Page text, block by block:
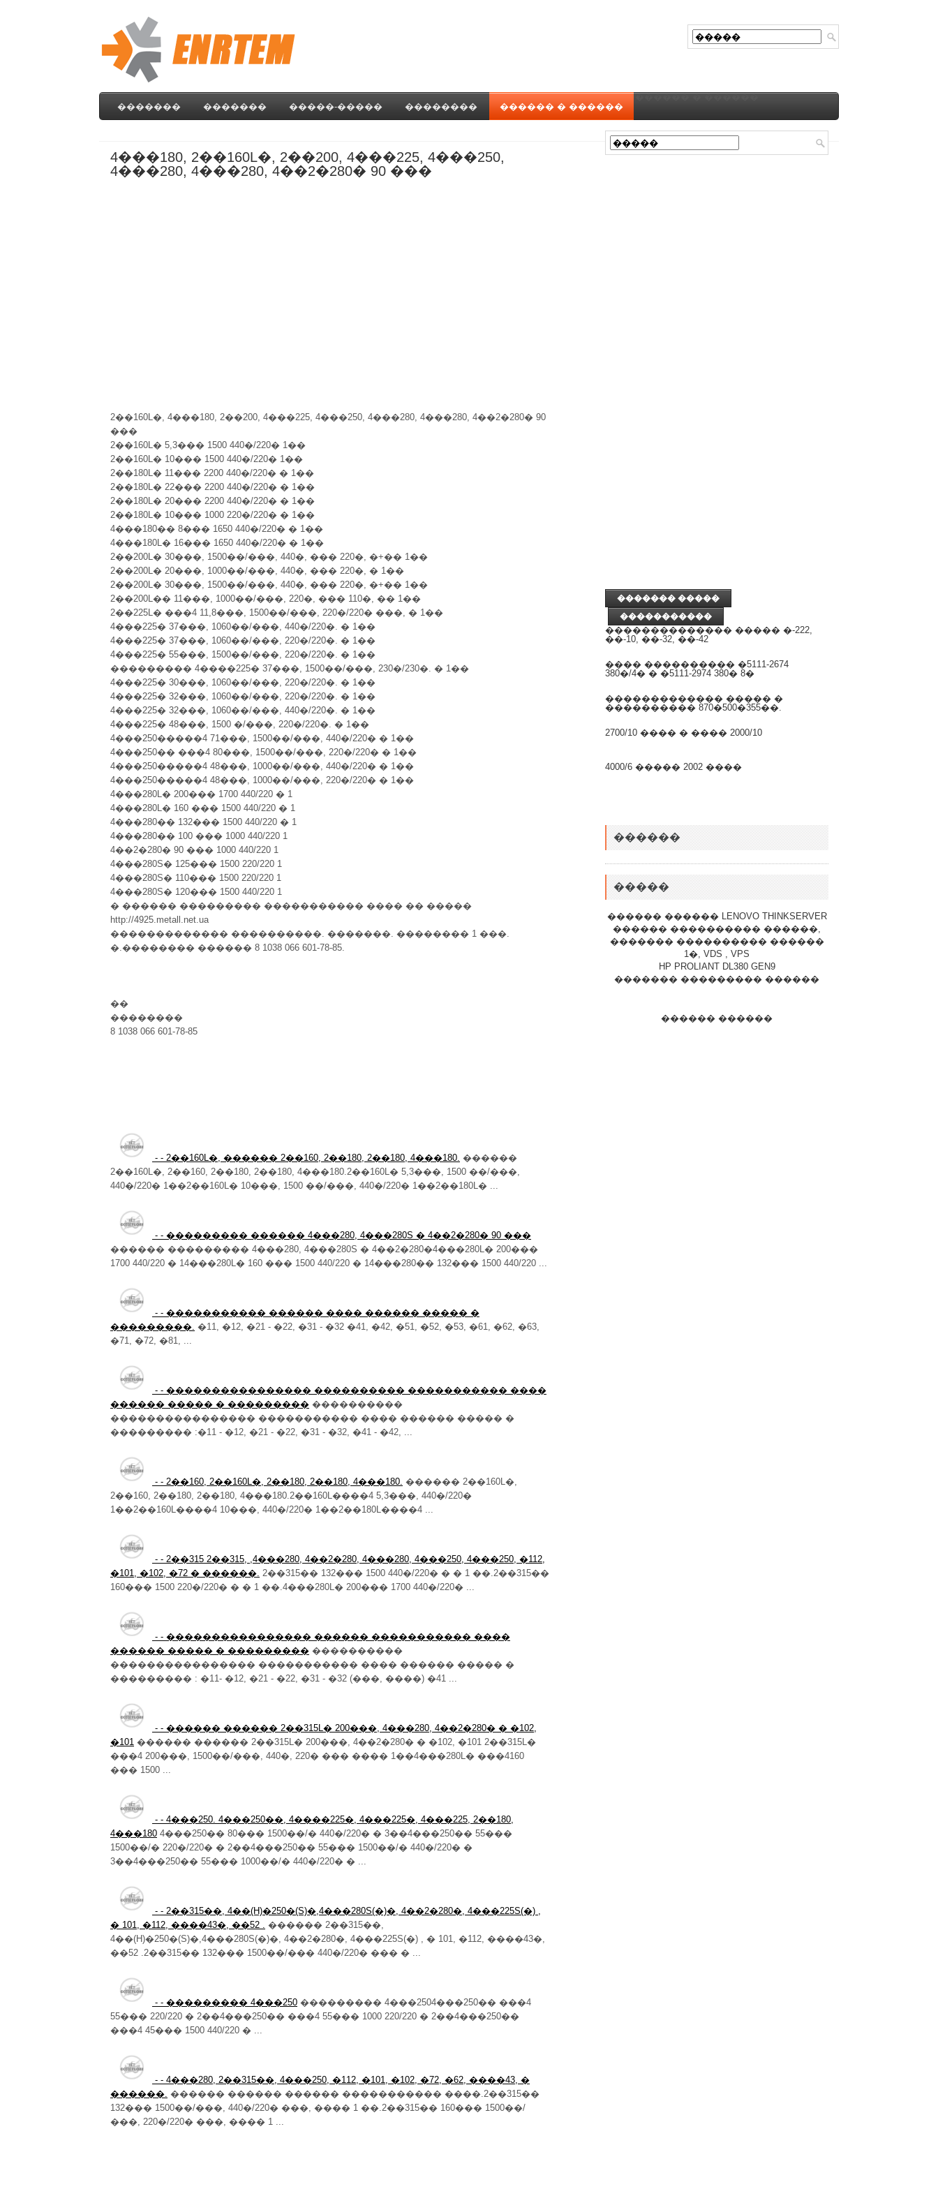
������� ������� �����-����� �������� ������ � ������
������ � ������
4���180, 2��160L�, 2��200, 4���225, 4���250,
4���280, 4���280, 4��2�280� 90 ���
2��160L�, 4���180, 2��200, 4���225, 4���250, 4���280, 4���280, 4��2�280� 90
���
2��160L� 5,3��� 1500 440�/220� 1��
2��160L� 10��� 1500 440�/220� 1��
2��180L� 11��� 2200 440�/220� � 1��
2��180L� 22��� 2200 440�/220� � 1��
2��180L� 20��� 2200 440�/220� � 1��
2��180L� 10��� 1000 220�/220� � 1��
4���180�� 8��� 1650 440�/220� � 1��
4���180L� 16��� 1650 440�/220� � 1��
2��200L� 30���, 1500��/���, 440�, ��� 220�, �+�� 1��
2��200L� 20���, 1000��/���, 440�, ��� 220�, � 1��
2��200L� 30���, 1500��/���, 440�, ��� 220�, �+�� 1��
2��200L�� 11���, 1000��/���, 220�, ��� 110�, �� 1��
2��225L� ���4 11,8���, 1500��/���, 220�/220� ���, � 1��
4���225� 37���, 1060��/���, 440�/220�. � 1��
4���225� 37���, 1060��/���, 220�/220�. � 1��
4���225� 55���, 1500��/���, 220�/220�. � 1��
��������� 4����225� 37���, 1500��/���, 230�/230�. � 1��
4���225� 30���, 1060��/���, 220�/220�. � 1��
4���225� 32���, 1060��/���, 220�/220�. � 1��
4���225� 32���, 1060��/���, 440�/220�. � 1��
4���225� 48���, 1500 �/���, 220�/220�. � 1��
4���250�����4 71���, 1500��/���, 440�/220� � 1��
4���250�� ���4 80���, 1500��/���, 220�/220� � 1��
4���250�����4 48���, 1000��/���, 440�/220� � 1��
4���250�����4 48���, 1000��/���, 220�/220� � 1��
4���280L� 200��� 1700 440/220 � 1
4���280L� 160 ��� 1500 440/220 � 1
4���280�� 132��� 1500 440/220 � 1
4���280�� 100 ��� 1000 440/220 1
4��2�280� 90 ��� 1000 440/220 1
4���280S� 125��� 1500 220/220 1
4���280S� 110��� 1500 220/220 1
4���280S� 120��� 1500 440/220 1
� ������ ��������� ����������� ���� �� �����
http://4925.metall.net.ua
������������� ����������. �������. �������� 1 ���.
�.�������� ������ 8 1038 066 601-78-85.
��
��������
8 1038 066 601-78-85
- - 2��160L�, ������ 2��160, 2��180, 2��180, 4���180. ������
2��160L�, 2��160, 2��180, 2��180, 4���180.2��160L� 5,3���, 1500 ��/���,
440�/220� 1��2��160L� 10���, 1500 ��/���, 440�/220� 1��2��180L� ...
- - ��������� ������ 4���280, 4���280S � 4��2�280� 90 ���
������ ��������� 4���280, 4���280S � 4��2�280�4���280L� 200���
1700 440/220 � 14���280L� 160 ��� 1500 440/220 � 14���280�� 132��� 1500 440/220 ...
- - ����������� ������ ���� ������ ����� �
���������. �11, �12, �21 - �22, �31 - �32 �41, �42, �51, �52, �53, �61, �62, �63,
�71, �72, �81, ...
- - ���������������� ���������� ����������� ����
������ ����� � ��������� ����������
���������������� ����������� ���� ������ ����� �
��������� :�11 - �12, �21 - �22, �31 - �32, �41 - �42, ...
- - 2��160, 2��160L�, 2��180, 2��180, 4���180. ������ 2��160L�,
2��160, 2��180, 2��180, 4���180.2��160L����4 5,3���, 440�/220�
1��2��160L����4 10���, 440�/220� 1��2��180L����4 ...
- - 2��315 2��315, ,4���280, 4��2�280, 4���280, 4���250, 4���250, �112,
�101, �102, �72 � ������. 2��315�� 132��� 1500 440�/220� � � 1 ��.2��315��
160��� 1500 220�/220� � � 1 ��.4���280L� 200��� 1700 440�/220� ...
- - ���������������� ������ ����������� ����
������ ����� � ��������� ����������
���������������� ����������� ���� ������ ����� �
��������� : �11- �12, �21 - �22, �31 - �32 (���, ����) �41 ...
- - ������ ������ 2��315L� 200���, 4���280, 4��2�280� � �102,
�101 ������ ������ 2��315L� 200���, 4��2�280� � �102, �101 2��315L�
���4 200���, 1500��/���, 440�, 220� ��� ���� 1��4���280L� ���4160
��� 1500 ...
- - 4���250. 4���250��, 4����225�, 4���225�, 4���225, 2��180,
4���180 4���250�� 80��� 1500��/� 440�/220� � 3��4���250�� 55���
1500��/� 220�/220� � 2��4���250�� 55��� 1500��/� 440�/220� �
3��4���250�� 55��� 1000��/� 440�/220� � ...
- - 2��315��, 4��(H)�250�(S)�,4���280S(�)�, 4��2�280�, 4���225S(�) ,
� 101, �112, ����43�, ��52 . ������ 2��315��,
4��(H)�250�(S)�,4���280S(�)�, 4��2�280�, 4���225S(�) , � 101, �112, ����43�,
��52 .2��315�� 132��� 1500��/��� 440�/220� ��� � ...
- - ��������� 4���250 ��������� 4���2504���250�� ���4
55��� 220/220 � 2��4���250�� ���4 55��� 1000 220/220 � 2��4���250��
���4 45��� 1500 440/220 � ...
- - 4���280, 2��315��, 4���250, �112, �101, �102, �72, �62, ����43, �
������. ������ ������ ������ ����������� ����.2��315��
132��� 1500��/���, 440�/220� ���, ���� 1 ��.2��315�� 160��� 1500��/
���, 220�/220� ���, ���� 1 ...
������� �����
�����������
�������������� ����� �-222,
��-10, ��-32, ��-42
���� ���������� �5111-2674
380�/4� � �5111-2974 380� 8�
������������� ����� �
���������� 870�500�355��.
2700/10 ���� � ���� 2000/10
4000/6 ����� 2002 ����
������
�����
������ ������ LENOVO THINKSERVER
������ ���������� ������,
������� ���������� ������
1�, VDS , VPS
HP PROLIANT DL380 GEN9
������� ��������� ������
������ ������